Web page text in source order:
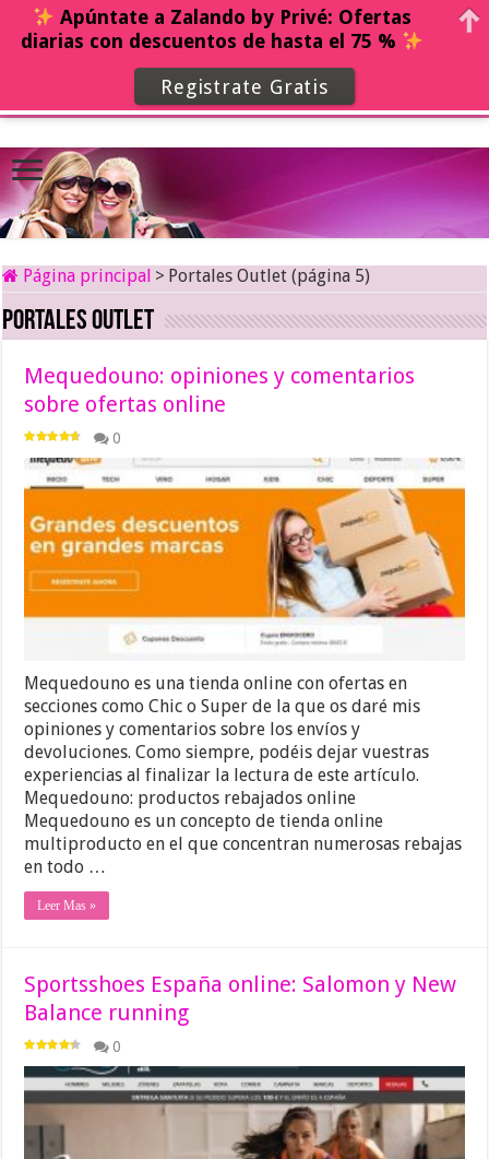
Página principal > Portales Outlet (página 5)
Portales Outlet
Mequedouno: opiniones y comentarios
sobre ofertas online
0
Mequedouno es una tienda online con ofertas en
secciones como Chic o Super de la que os daré mis
opiniones y comentarios sobre los envíos y
devoluciones. Como siempre, podéis dejar vuestras
experiencias al finalizar la lectura de este artículo.
Mequedouno: productos rebajados online
Mequedouno es un concepto de tienda online
multiproducto en el que concentran numerosas rebajas
en todo …
Leer Mas »
Sportsshoes España online: Salomon y New
Balance running
0
Apúntate a Zalando by Privé: Ofertas
diarias con descuentos de hasta el 75 %
Registrate Gratis